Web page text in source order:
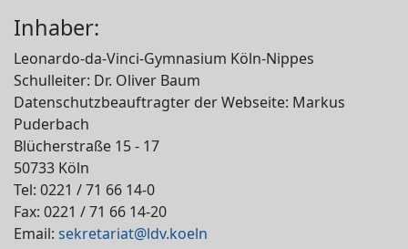
Inhaber:
Leonardo-da-Vinci-Gymnasium Köln-Nippes
Schulleiter: Dr. Oliver Baum
Datenschutzbeauftragter der Webseite: Markus
Puderbach
Blücherstraße 15 - 17
50733 Köln
Tel: 0221 / 71 66 14-0
Fax: 0221 / 71 66 14-20
Email: sekretariat@ldv.koeln